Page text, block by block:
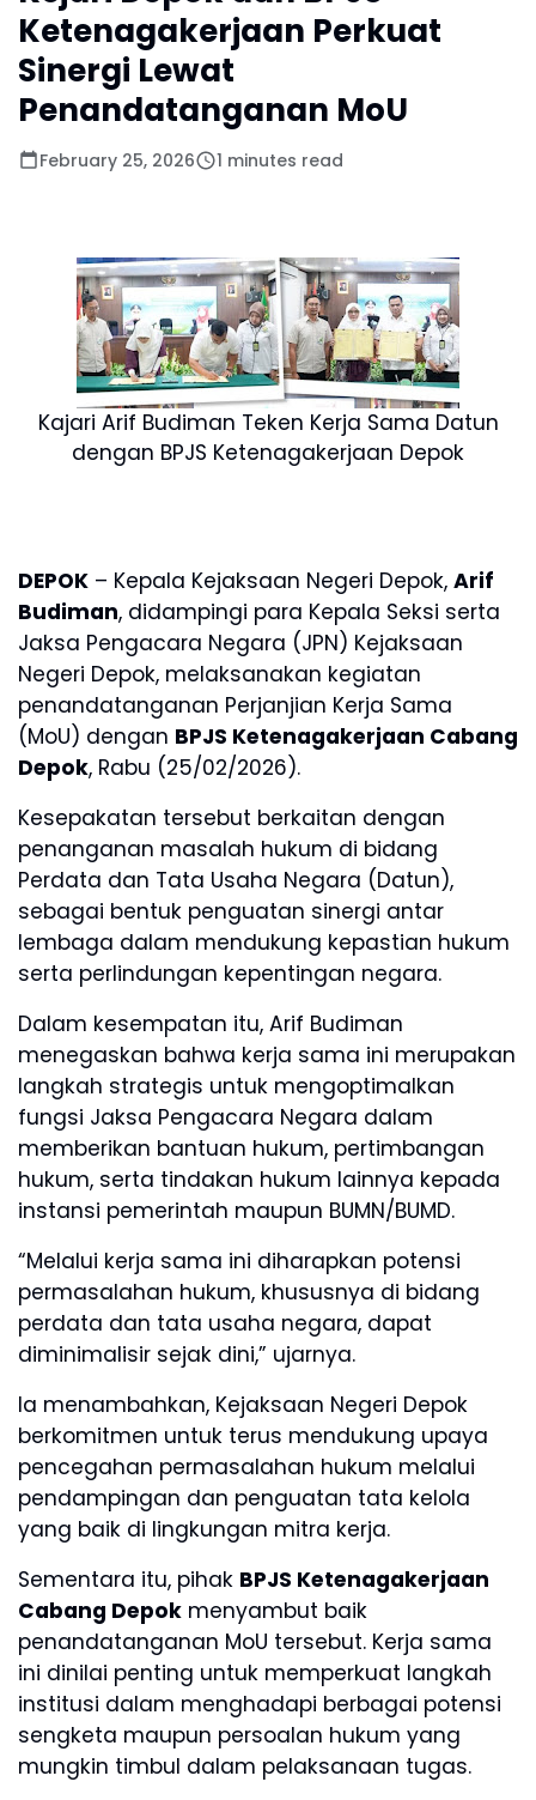
Ketenagakerjaan Perkuat
Sinergi Lewat
Penandatanganan MoU
February 25, 2026 1 minutes read
Kajari Arif Budiman Teken Kerja Sama Datun
dengan BPJS Ketenagakerjaan Depok
DEPOK – Kepala Kejaksaan Negeri Depok, Arif
Budiman, didampingi para Kepala Seksi serta
Jaksa Pengacara Negara (JPN) Kejaksaan
Negeri Depok, melaksanakan kegiatan
penandatanganan Perjanjian Kerja Sama
(MoU) dengan BPJS Ketenagakerjaan Cabang
Depok, Rabu (25/02/2026).
Kesepakatan tersebut berkaitan dengan
penanganan masalah hukum di bidang
Perdata dan Tata Usaha Negara (Datun),
sebagai bentuk penguatan sinergi antar
lembaga dalam mendukung kepastian hukum
serta perlindungan kepentingan negara.
Dalam kesempatan itu, Arif Budiman
menegaskan bahwa kerja sama ini merupakan
langkah strategis untuk mengoptimalkan
fungsi Jaksa Pengacara Negara dalam
memberikan bantuan hukum, pertimbangan
hukum, serta tindakan hukum lainnya kepada
instansi pemerintah maupun BUMN/BUMD.
“Melalui kerja sama ini diharapkan potensi
permasalahan hukum, khususnya di bidang
perdata dan tata usaha negara, dapat
diminimalisir sejak dini,” ujarnya.
Ia menambahkan, Kejaksaan Negeri Depok
berkomitmen untuk terus mendukung upaya
pencegahan permasalahan hukum melalui
pendampingan dan penguatan tata kelola
yang baik di lingkungan mitra kerja.
Sementara itu, pihak BPJS Ketenagakerjaan
Cabang Depok menyambut baik
penandatanganan MoU tersebut. Kerja sama
ini dinilai penting untuk memperkuat langkah
institusi dalam menghadapi berbagai potensi
sengketa maupun persoalan hukum yang
mungkin timbul dalam pelaksanaan tugas.